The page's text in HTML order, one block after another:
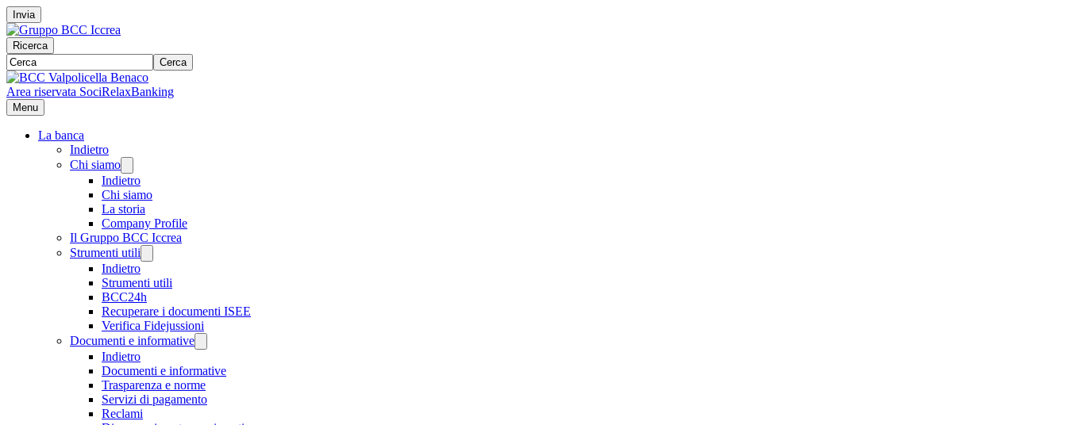
Invia
Ricerca
Cerca
Area riservata SociRelaxBanking
Menu
La banca
Indietro
Chi siamo
Indietro
Chi siamo
La storia
Company Profile
Il Gruppo BCC Iccrea
Strumenti utili
Indietro
Strumenti utili
BCC24h
Recuperare i documenti ISEE
Verifica Fidejussioni
Documenti e informative
Indietro
Documenti e informative
Trasparenza e norme
Servizi di pagamento
Reclami